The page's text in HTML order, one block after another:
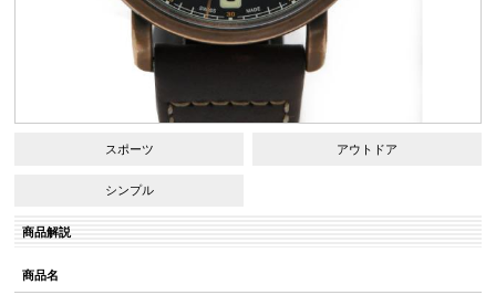
スポーツ アウトドア
シンプル
商品解説
商品名